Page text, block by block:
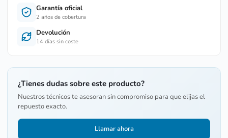
Garantía oficial
2 años de cobertura
Devolución
14 días sin coste
¿Tienes dudas sobre este producto?
Nuestros técnicos te asesoran sin compromiso para que elijas el
repuesto exacto.
Llamar ahora